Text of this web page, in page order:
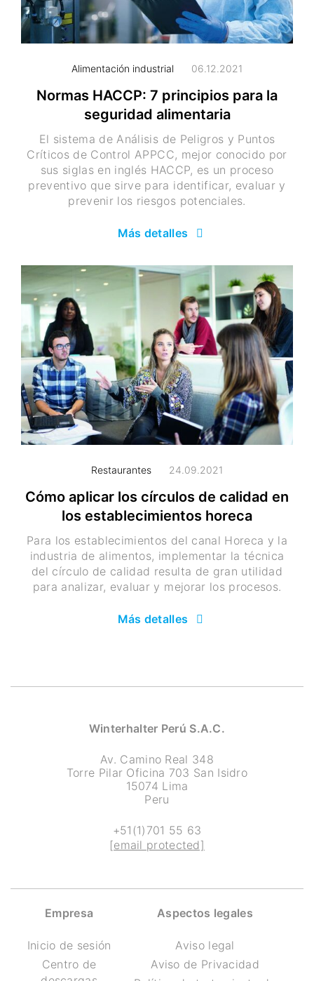
Alimentación industrial 06.12.2021
Normas HACCP: 7 principios para la
seguridad alimentaria
El sistema de Análisis de Peligros y Puntos
Críticos de Control APPCC, mejor conocido por
sus siglas en inglés HACCP, es un proceso
preventivo que sirve para identificar, evaluar y
prevenir los riesgos potenciales.
Más detalles
Restaurantes 24.09.2021
Cómo aplicar los círculos de calidad en
los establecimientos horeca
Para los establecimientos del canal Horeca y la
industria de alimentos, implementar la técnica
del círculo de calidad resulta de gran utilidad
para analizar, evaluar y mejorar los procesos.
Más detalles
Winterhalter Perú S.A.C.
Av. Camino Real 348
Torre Pilar Oficina 703 San Isidro
15074 Lima
Peru
+51(1)701 55 63
[email protected]
Empresa
Inicio de sesión
Centro de
Aspectos legales
Aviso legal
Aviso de Privacidad